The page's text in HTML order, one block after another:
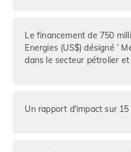
Le financement de 750
Energies (US$) désigné ’
dans le secteur pétrolier et
Un rapport d'impact sur 15